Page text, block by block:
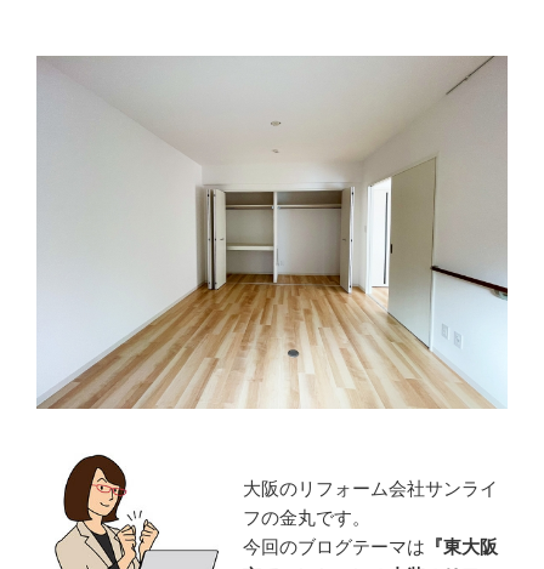
大阪のリフォーム会社サンライ
フの金丸です。
今回のブログテーマは 『東大阪